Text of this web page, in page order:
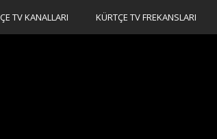
TV KANALLARI KÜRTÇE TV FREKANSLARI